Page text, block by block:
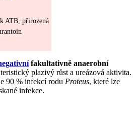
ATB, přirozená
fakultativně anaerobní
plazivý růst a ureázová aktivita.
90 % infekcí rodu Proteus, které lze
infekce.